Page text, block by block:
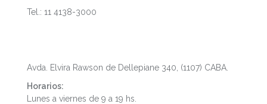
Tel.: 11 4138-3000
Avda. Elvira Rawson de Dellepiane 340, (1107) CABA.
Horarios:
Lunes a viernes de 9 a 19 hs.